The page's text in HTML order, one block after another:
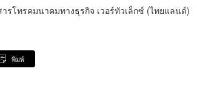
รโทรคมนาคมทางธุรกิจ เวอร์ทัวเล็กซ์ (ไทยแลนด์)
พิมพ์